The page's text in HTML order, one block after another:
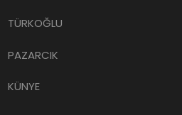
TÜRKOĞLU
PAZARCIK
KÜNYE